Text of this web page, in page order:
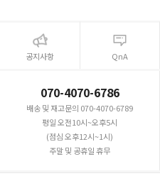
공지사항 QnA
070-4070-6786
배송 및 재고문의 070-4070-6789
평일 오전10시~오후5시
(점심 오후12시~1시)
주말 및 공휴일 휴무